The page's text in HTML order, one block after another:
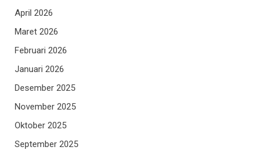
April 2026
Maret 2026
Februari 2026
Januari 2026
Desember 2025
November 2025
Oktober 2025
September 2025